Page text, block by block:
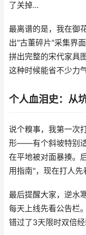
了关掉...
最离谱的是，我在御
出"古董碎片"采集界
拼出完整的宋代家具
这种时候能省不少力气
个人血泪史：从
说个糗事，我第一次
形——有个斜坡特别
在平地被对面暴揍。
用指南"，现在打人先
最后提醒大家，逆水
每天上线先看公告栏
错过了3天限时双倍